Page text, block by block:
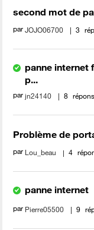
second mot de
parJOJO06700 3
panne internet
p...
parjn24140 8
Problème de
par Lou_beau 4
panne internet
par Pierre05500 9